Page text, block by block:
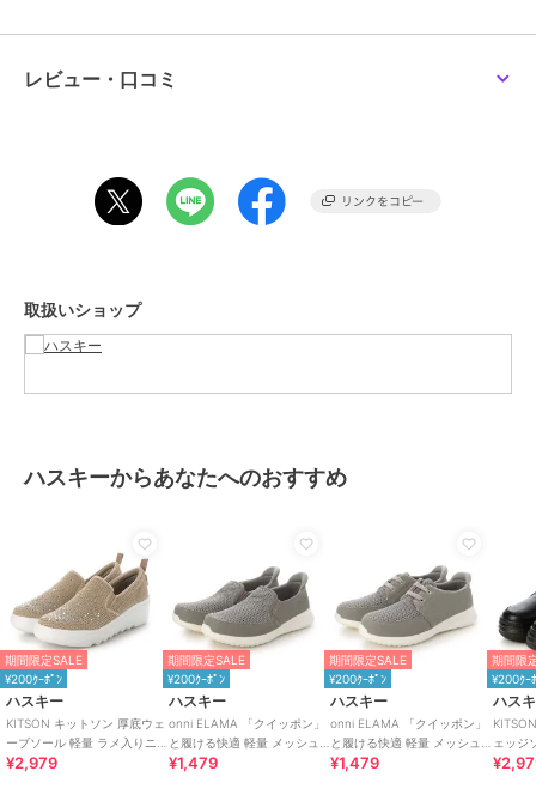
普段23.5cmを履いているスタッフでMサイズでジャストでした。
ブランド ハスキー
ール：EVA
レビュー・口コミ
取扱いショップ
ハスキーからあなたへのおすすめ
期間限定SALE
¥200ｸｰﾎﾟﾝ
ハスキー
KITSON キットソン 厚底ウェ
ーブソール 軽量 ラメ入りニ
ット スリッポン
¥2,979
期間限定SALE
¥200ｸｰﾎﾟﾝ
ハスキー
onni ELAMA 「クイッポン」
と履ける快適 軽量 メッシュ
カジュアルスリッポン
¥1,479
期間限定SALE
¥200ｸｰﾎﾟﾝ
ハスキー
onni ELAMA 「クイッポン」
と履ける快適 軽量 メッシュ
レースアップカジュアルスニ
¥1,479
期間限
¥200ｸｰ
ハス
ェッジ
ローカ